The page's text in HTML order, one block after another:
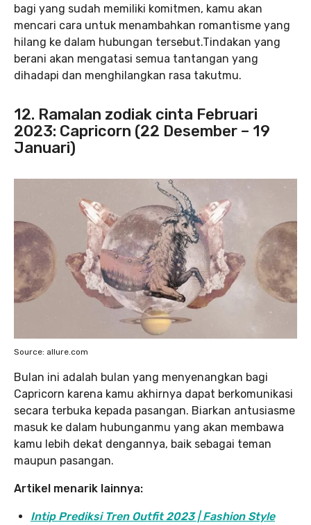
bagi yang sudah memiliki komitmen, kamu akan
mencari cara untuk menambahkan romantisme yang
hilang ke dalam hubungan tersebut.Tindakan yang
berani akan mengatasi semua tantangan yang
dihadapi dan menghilangkan rasa takutmu.
12. Ramalan zodiak cinta Februari
2023: Capricorn (22 Desember – 19
Januari)
Source: allure.com
Bulan ini adalah bulan yang menyenangkan bagi
Capricorn karena kamu akhirnya dapat berkomunikasi
secara terbuka kepada pasangan. Biarkan antusiasme
masuk ke dalam hubunganmu yang akan membawa
kamu lebih dekat dengannya, baik sebagai teman
maupun pasangan.
Artikel menarik lainnya:
Intip Prediksi Tren Outfit 2023 | Fashion Style